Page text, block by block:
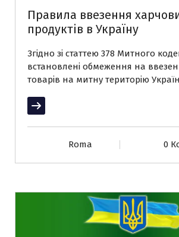
Правила ввезення
продуктів в Україну
Згідно зі статтею 378 Митного
встановлені обмеження на
товарів на митну територію
Читати далі
Roma 0